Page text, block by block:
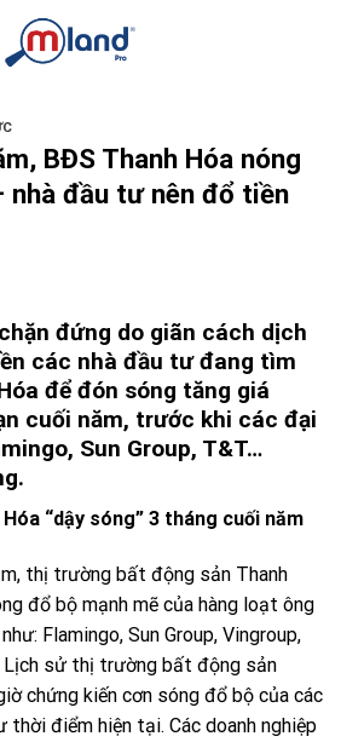
BĐS Thanh Hóa nóng
nhà đầu tư nên đổ tiền
đứng do giãn cách dịch
các nhà đầu tư đang tìm
để đón sóng tăng giá
cuối năm, trước khi các đại
Sun Group, T&T…
“dậy sóng” 3 tháng cuối năm
thị trường bất động sản Thanh
đổ bộ mạnh mẽ của hàng loạt ông
Flamingo, Sun Group, Vingroup,
Lịch sử thị trường bất động sản
chứng kiến cơn sóng đổ bộ của các
thời điểm hiện tại. Các doanh nghiệp